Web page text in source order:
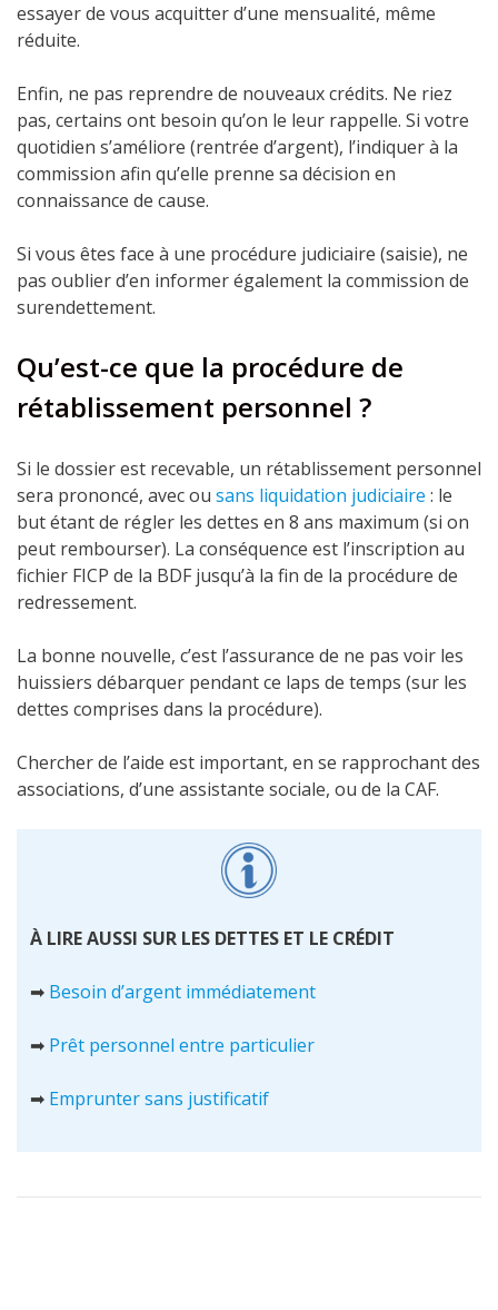
essayer de vous acquitter d’une mensualité, même
réduite.
Enfin, ne pas reprendre de nouveaux crédits. Ne riez
pas, certains ont besoin qu’on le leur rappelle. Si votre
quotidien s’améliore (rentrée d’argent), l’indiquer à la
commission afin qu’elle prenne sa décision en
connaissance de cause.
Si vous êtes face à une procédure judiciaire (saisie), ne
pas oublier d’en informer également la commission de
surendettement.
Qu’est-ce que la procédure de
rétablissement personnel ?
Si le dossier est recevable, un rétablissement personnel
sera prononcé, avec ou sans liquidation judiciaire : le
but étant de régler les dettes en 8 ans maximum (si on
peut rembourser). La conséquence est l’inscription au
fichier FICP de la BDF jusqu’à la fin de la procédure de
redressement.
La bonne nouvelle, c’est l’assurance de ne pas voir les
huissiers débarquer pendant ce laps de temps (sur les
dettes comprises dans la procédure).
Chercher de l’aide est important, en se rapprochant des
associations, d’une assistante sociale, ou de la CAF.
À LIRE AUSSI SUR LES DETTES ET LE CRÉDIT
➡ Besoin d’argent immédiatement
➡ Prêt personnel entre particulier
➡ Emprunter sans justificatif